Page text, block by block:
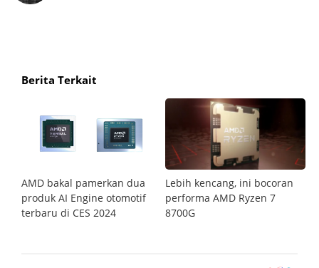
Berita Terkait
AMD bakal pamerkan dua
produk AI Engine otomotif
terbaru di CES 2024
Lebih kencang, ini bocoran
performa AMD Ryzen 7
8700G